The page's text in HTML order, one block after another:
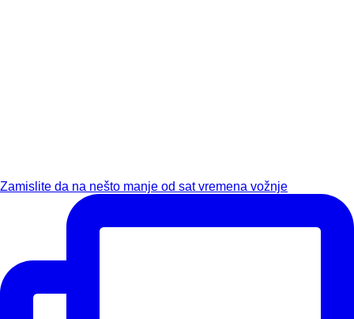
Zamislite da na nešto manje od sat vremena vožnje